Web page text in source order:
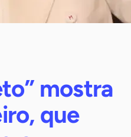
mostra
que